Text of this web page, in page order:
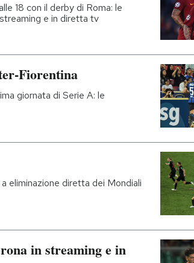
18 con il derby di Roma: le
e in diretta tv
Fiorentina
giornata di Serie A: le
eliminazione diretta dei Mondiali
in streaming e in